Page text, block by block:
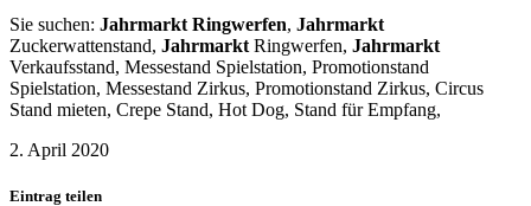
Sie suchen: Jahrmarkt Ringwerfen, Jahrmarkt
Zuckerwattenstand, Jahrmarkt Ringwerfen, Jahrmarkt
Verkaufsstand, Messestand Spielstation, Promotionstand
Spielstation, Messestand Zirkus, Promotionstand Zirkus, Circus
Stand mieten, Crepe Stand, Hot Dog, Stand für Empfang,
2. April 2020
Eintrag teilen